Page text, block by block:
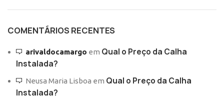
COMENTÁRIOS RECENTES
arivaldocamargo em Qual o Preço da Calha
Instalada?
Neusa Maria Lisboa em Qual o Preço da Calha
Instalada?